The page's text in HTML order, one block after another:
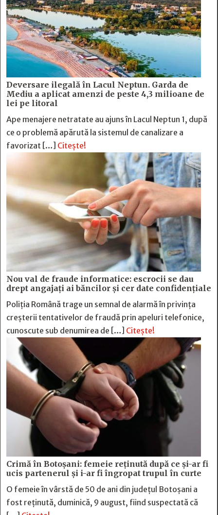
Deversare ilegală în Lacul Neptun. Garda de
Mediu a aplicat amenzi de peste 4,3 milioane de
lei pe litoral
Ape menajere netratate au ajuns în Lacul Neptun 1, după
ce o problemă apărută la sistemul de canalizare a
favorizat […] Citește!
Nou val de fraude informatice: escrocii se dau
drept angajați ai băncilor și cer date confidențiale
Poliția Română trage un semnal de alarmă în privința
creșterii tentativelor de fraudă prin apeluri telefonice,
cunoscute sub denumirea de […] Citește!
Crimă în Botoșani: femeie reținută după ce și-ar fi
ucis partenerul și i-ar fi îngropat trupul în curte
O femeie în vârstă de 50 de ani din județul Botoșani a
fost reținută, duminică, 9 august, fiind suspectată că